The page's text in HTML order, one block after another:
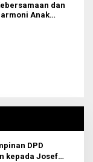
dan
Anak
DPD
kepada Josef